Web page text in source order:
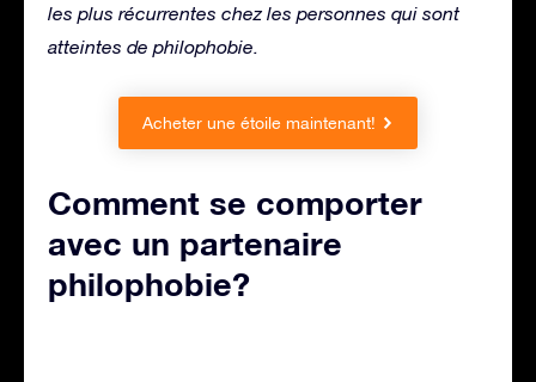
les plus récurrentes chez les personnes qui sont
atteintes de philophobie.
Acheter une étoile maintenant!
Comment se comporter
avec un partenaire
philophobie?